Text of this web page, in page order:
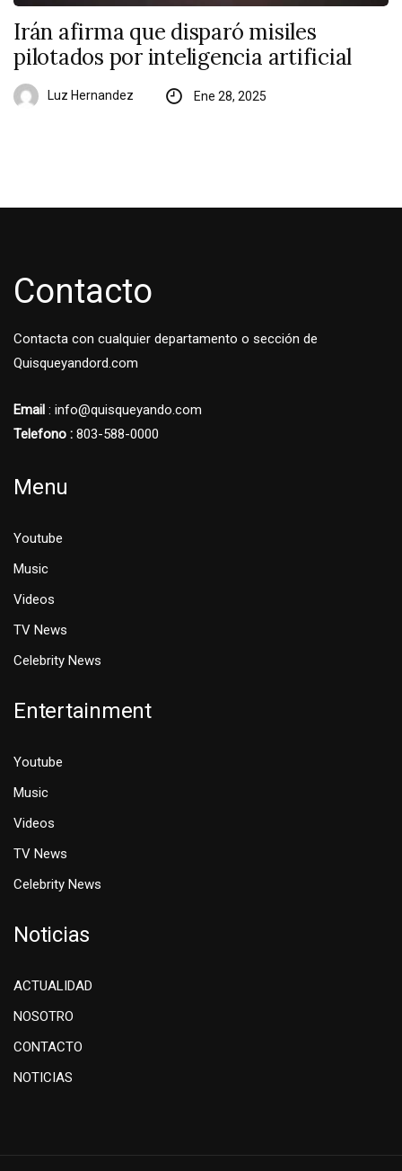
Irán afirma que disparó misiles
pilotados por inteligencia artificial
Luz Hernandez Ene 28, 2025
Contacto
Contacta con cualquier departamento o sección de
Quisqueyandord.com
Email : info@quisqueyando.com
Telefono : 803-588-0000
Menu
Youtube
Music
Videos
TV News
Celebrity News
Entertainment
Youtube
Music
Videos
TV News
Celebrity News
Noticias
ACTUALIDAD
NOSOTRO
CONTACTO
NOTICIAS